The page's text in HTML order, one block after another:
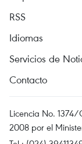
RSS
Idiomas
Servicios de
Contacto
Licencia No. 1374/
2008 por el